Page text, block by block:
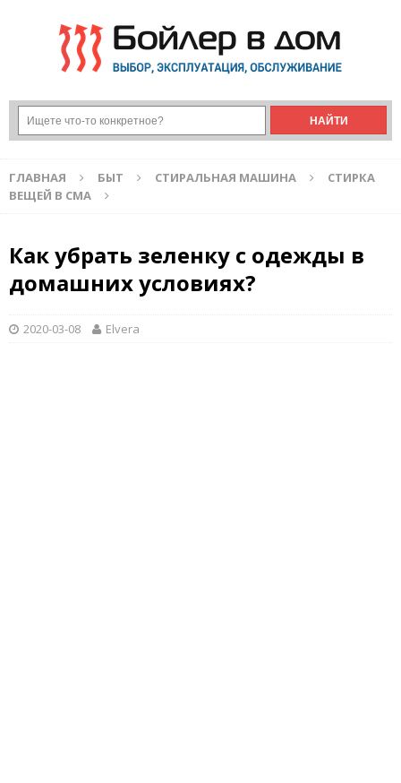
ГЛАВНАЯ БЫТ СТИРАЛЬНАЯ МАШИНА
СТИРКА
ВЕЩЕЙ В СМА
Как убрать зеленку с одежды в
домашних условиях?
2020-03-08 Elvera